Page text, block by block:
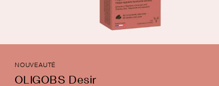
NOUVEAUTÉ
OLIGOBS Desir